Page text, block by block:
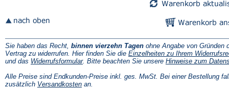
Sie haben das Recht, binnen vierzehn Tagen ohne Angabe von Gründen
Vertrag zu widerrufen. Hier finden Sie die Einzelheiten zu Ihrem
und das Widerrufsformular(Öffnet
einem
neuen
. Bitte beachten Sie unsere Hinweise zum
Alle Preise sind Endkunden-Preise inkl. ges. MwSt. Bei einer Bestellung
zusätzlich Versandkosten(Öffnet
an.